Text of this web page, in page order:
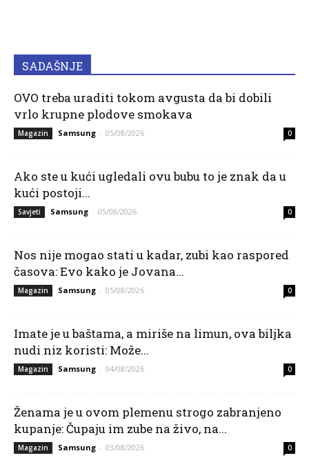
SADAŠNJE
OVO treba uraditi tokom avgusta da bi dobili
vrlo krupne plodove smokava
Magazin Samsung - 05/08/2026 0
Ako ste u kući ugledali ovu bubu to je znak da u
kući postoji...
Savjeti Samsung - 05/08/2026 0
Nos nije mogao stati u kadar, zubi kao raspored
časova: Evo kako je Jovana...
Magazin Samsung - 05/08/2026 0
Imate je u baštama, a miriše na limun, ova biljka
nudi niz koristi: Može...
Magazin Samsung - 04/08/2026 0
Ženama je u ovom plemenu strogo zabranjeno
kupanje: Čupaju im zube na živo, na...
Magazin Samsung - 03/08/2026 0